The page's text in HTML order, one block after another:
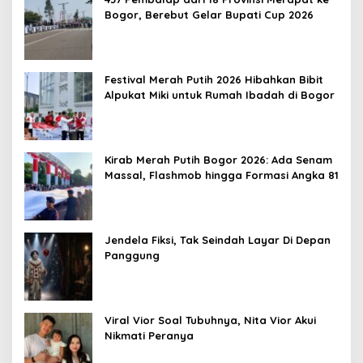
Bogor, Berebut Gelar Bupati Cup 2026
Festival Merah Putih 2026 Hibahkan Bibit
Alpukat Miki untuk Rumah Ibadah di Bogor
Kirab Merah Putih Bogor 2026: Ada Senam
Massal, Flashmob hingga Formasi Angka 81
Jendela Fiksi, Tak Seindah Layar Di Depan
Panggung
Viral Vior Soal Tubuhnya, Nita Vior Akui
Nikmati Peranya